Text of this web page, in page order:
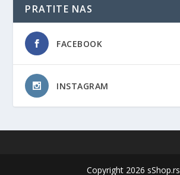
PRATITE NAS
FACEBOOK
INSTAGRAM
Copyright 2026 sShop.rs